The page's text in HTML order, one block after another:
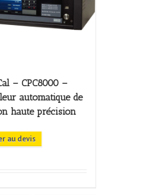
– CPC8000 –
automatique de
haute précision
au devis